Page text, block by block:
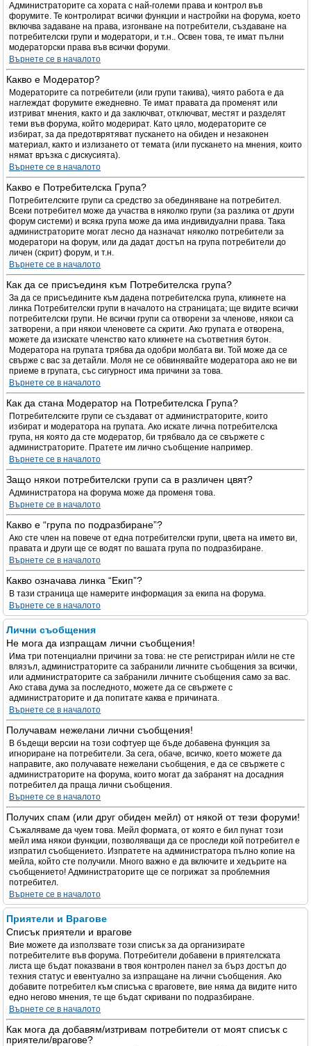
Администраторите са хората с най-големи права и контрол във
форумите. Те контролират всички функции и настройки на форума, което
включва задаване на права, изгонване на потребители, създаване на
потребителски групи и модератори, и т.н.. Освен това, те имат пълни
модераторски права във всички форуми.
Върнете се в началото
Какво е Модератор?
Модераторите са потребители (или групи такива), чиято работа е да
наглеждат форумите ежедневно. Те имат правата да променят или
изтриват мнения, както и да заключват, отключват, местят и разделят
теми във форума, който модерират. Като цяло, модераторите се
избират, за да предотврятяват пускането на обиден и незаконен
материал, както и излизането от темата (или пускането на мнения, които
нямат връзка с дискусията).
Върнете се в началото
Какво е Потребителска Група?
Потребителските групи са средство за обединяване на потребител.
Всеки потребител може да участва в няколко групи (за разлика от други
форум системи) и всяка група може да има индивидуални права. Така
администраторите могат лесно да назначат няколко потребители за
модератори на форум, или да дадат достъп на група потребители до
личен (скрит) форум, и т.н.
Върнете се в началото
Как да се присъединя към Потребителска група?
За да се присъедините към дадена потребителска група, кликнете на
линка Потребителски групи в началото на страницата; ще видите всички
потребителски групи. Не всички групи са отворени за членове, някои са
затворени, а при някои членовете са скрити. Ако групата е отворена,
можете да изискате членство като кликнете на съответния бутон.
Модератора на групата трябва да одобри молбата ви. Той може да се
свърже с вас за детайли. Моля не се обвинявайте модератора ако не ви
приеме в групата, със сигурност има причини за това.
Върнете се в началото
Как да стана Модератор на Потребителска Група?
Потребителските групи се създават от администраторите, които
избират и модератора на групата. Ако искате лична потребителска
група, ня която да сте модератор, би трябвало да се свържете с
администраторите. Пратете им лично съобщение например.
Върнете се в началото
Защо някои потребителски групи са в различен цвят?
Администратора на форума може да променя това.
Върнете се в началото
Какво е “група по подразбиране”?
Ако сте член на повече от една потребителски групи, цвета на името ви,
правата и други ще се водят по вашата група по подразбиране.
Върнете се в началото
Какво означава линка “Екип”?
В тази страница ще намерите информация за екипа на форума.
Върнете се в началото
Лични съобщения
Не мога да изпращам лични съобщения!
Има три потенциални причини за това: не сте регистриран и/или не сте
влязъл, администраторите са забранили личните съобщения за всички,
или администраторите са забранили личните съобщения само за вас.
Ако става дума за последното, можете да се свържете с
администраторите и да попитате каква е причината.
Върнете се в началото
Получавам нежелани лични съобщения!
В бъдещи версии на този софтуер ще бъде добавена функция за
игнориране на потребители. За сега, обаче, всичко, което можете да
направите, ако получавате нежелани съобщения, е да се свържете с
администраторите на форума, които могат да забранят на досадния
потребител да праща лични съобщения.
Върнете се в началото
Получих спам (или друг обиден мейл) от някой от тези форуми!
Съжаляваме да чуем това. Мейл формата, от която е бил пунат този
мейл има някои функции, позволяващи да се проследи кой потребител е
изпратил съобщението. Изпратете на администратора пълно копие на
мейла, който сте получили. Много важно е да включите и хедърите на
съобщението! Администраторите ще се погрижат за проблемния
потребител.
Върнете се в началото
Приятели и Врагове
Списък приятели и врагове
Вие можете да използвате този списък за да организирате
потребителите във форума. Потребители добавени в приятелската
листа ще бъдат показвани в твоя контролен панел за бърз достъп до
техния статус и евентуално за изпращане на лични съобщения. Ако
добавите потребител към списъка с враговете, вие няма да видите нито
едно негово мнения, те ще бъдат скривани по подразбиране.
Върнете се в началото
Как мога да добавям/изтривам потребители от моят списък с
приятели/врагове?